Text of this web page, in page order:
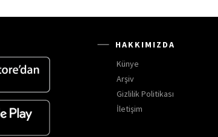
HAKKIMIZDA
Künye
Arşiv
Gizlilik Politikası
İletişim